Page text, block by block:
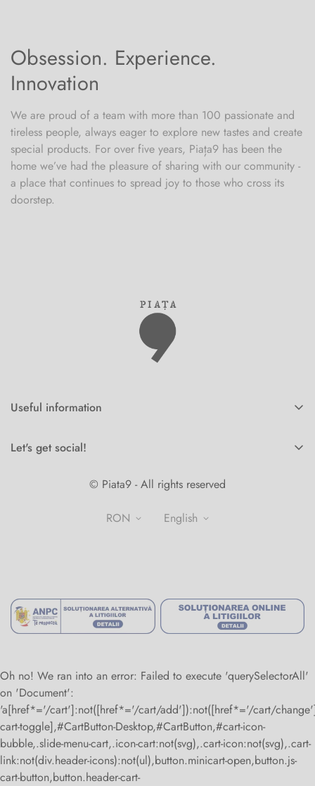
Obsession. Experience.
Innovation
We are proud of a team with more than 100 passionate and
tireless people, always eager to explore new tastes and create
special products. For over five years, Piața9 has been the
home we’ve had the pleasure of sharing with our community -
a place that continues to spread joy to those who cross its
doorstep.
Useful information
Corporate orders
National Authority for Consumer Protection
Return Policy
Online Dispute Resolution
Let's get social!
Online orders Piata9.ro -
+40770162240
© Piata9 - All rights reserved
RON english
Oh no! We ran into an error: Failed to execute 'querySelectorAll'
on 'Document':
'a[href*='/cart']:not([href*='/cart/add']):not([href*='/cart/
cart-toggle],#CartButton-Desktop,#CartButton,#cart-icon-
bubble,.slide-menu-cart,.icon-cart:not(svg),.cart-icon:not(svg),.cart-
link:not(div.header-icons):not(ul),button.minicart-open,button.js-
cart-button,button.header-cart-